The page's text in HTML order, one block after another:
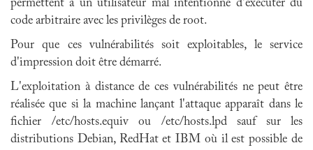
permettent à un utilisateur mal intentionné d'exécuter du
code arbitraire avec les privilèges de root.
Pour que ces vulnérabilités soit exploitables, le service
d'impression doit être démarré.
L'exploitation à distance de ces vulnérabilités ne peut être
réalisée que si la machine lançant l'attaque apparaît dans le
fichier /etc/hosts.equiv ou /etc/hosts.lpd sauf sur les
distributions Debian, RedHat et IBM où il est possible de